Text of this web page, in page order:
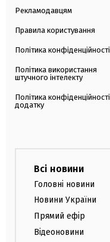
Рекламодавцям
Правила користування
Політика конфіденційності
Політика використання
штучного інтелекту
Політика конфіденційності
додатку
Всі новини
Головні новини
Новини України
Прямий ефір
Відеоновини